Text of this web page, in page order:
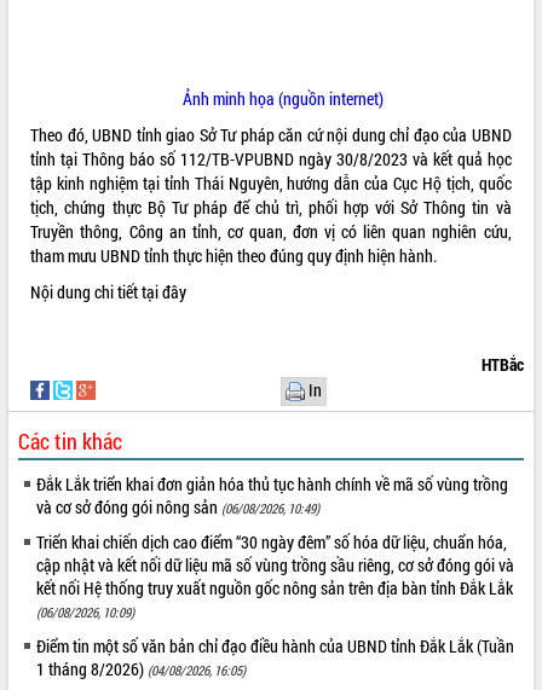
VIDEO
Không có file video nào để phát.
ALBUM ẢNH
Ảnh minh họa (nguồn internet)
Theo đó, UBND tỉnh giao Sở Tư pháp căn cứ nội dung chỉ đạo của UBND
tỉnh tại Thông báo số 112/TB-VPUBND ngày 30/8/2023 và kết quả học
tập kinh nghiệm tại tỉnh Thái Nguyên, hướng dẫn của Cục Hộ tịch, quốc
tịch, chứng thực Bộ Tư pháp để chủ trì, phối hợp với Sở Thông tin và
Truyền thông, Công an tỉnh, cơ quan, đơn vị có liên quan nghiên cứu,
tham mưu UBND tỉnh thực hiện theo đúng quy định hiện hành.
Nội dung chi tiếttại đây
HTBắc
In
Các tin khác
Đắk Lắk triển khai đơn giản hóa thủ tục hành chính về mã số vùng trồng
và cơ sở đóng gói nông sản (06/08/2026, 10:49)
Triển khai chiến dịch cao điểm “30 ngày đêm” số hóa dữ liệu, chuẩn hóa,
cập nhật và kết nối dữ liệu mã số vùng trồng sầu riêng, cơ sở đóng gói và
kết nối Hệ thống truy xuất nguồn gốc nông sản trên địa bàn tỉnh Đắk Lắk
(06/08/2026, 10:09)
Điểm tin một số văn bản chỉ đạo điều hành của UBND tỉnh Đắk Lắk (Tuần
1 tháng 8/2026) (04/08/2026, 16:05)